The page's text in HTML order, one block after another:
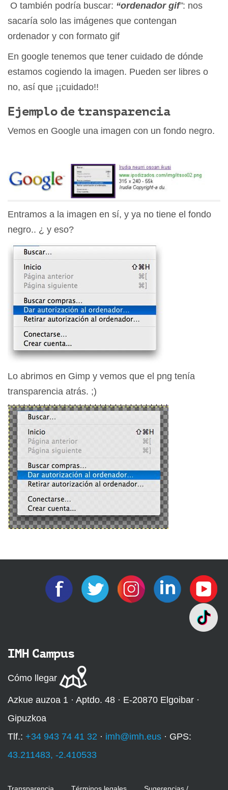
O también podría buscar: “ordenador gif”: nos
sacaría solo las imágenes que contengan
ordenador y con formato gif
En google tenemos que tener cuidado de dónde
estamos cogiendo la imagen. Pueden ser libres o
no, así que ¡¡cuidado!!
Ejemplo de transparencia
Vemos en Google una imagen con un fondo negro.
Entramos a la imagen en sí, y ya no tiene el fondo
negro.. ¿ y eso?
Lo abrimos en Gimp y vemos que el png tenía
transparencia atrás. ;)
IMH Campus
Cómo llegar
Azkue auzoa 1 · Aptdo. 48 · E-20870 Elgoibar ·
Gipuzkoa
Tlf.: +34 943 74 41 32 · imh@imh.eus · GPS:
43.211483, -2.410533